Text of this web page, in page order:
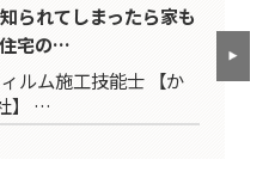
られてしまったら家も
宅の…
ルム施工技能士 【か
】 …